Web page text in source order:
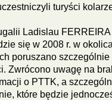
turyści
Ladislau FERREIRA
się w 2008 r. w
poruszano
Zwrócono uwagę na
o PTTK, a
które będzie